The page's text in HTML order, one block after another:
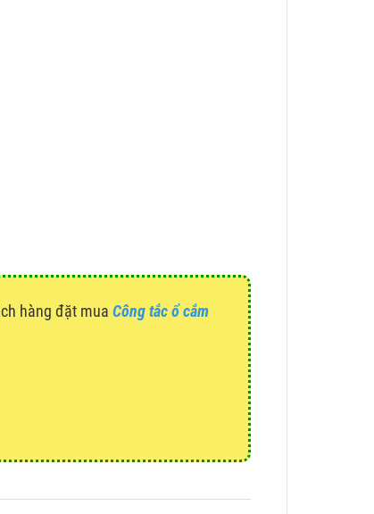
hàng đặt mua Công tắc ổ cắm